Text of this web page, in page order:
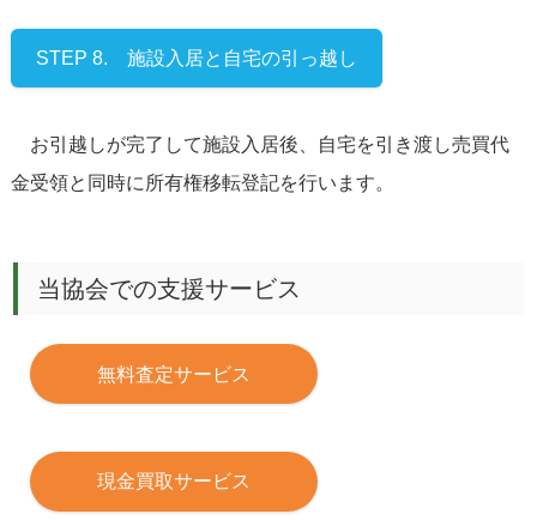
STEP 8. 施設入居と自宅の引っ越し
お引越しが完了して施設入居後、自宅を引き渡し売買代
金受領と同時に所有権移転登記を行います。
当協会での支援サービス
無料査定サービス
現金買取サービス